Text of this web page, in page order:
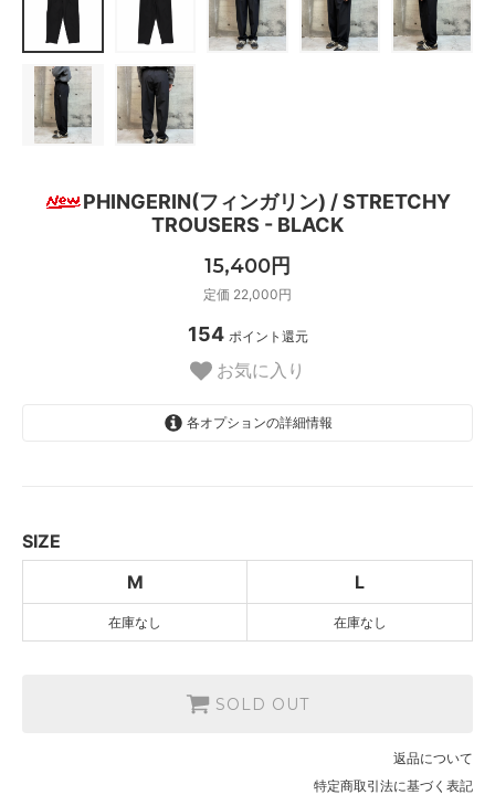
PHINGERIN(フィンガリン) / STRETCHY
TROUSERS - BLACK
15,400円
定価 22,000円
154 ポイント還元
お気に入り
各オプションの詳細情報
SIZE
M
L
在庫なし 在庫なし
SOLD OUT
返品について
特定商取引法に基づく表記